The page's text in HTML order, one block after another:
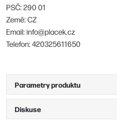
PSČ: 290 01
Země: CZ
Email: info@placek.cz
Telefon: 420325611650
Parametry produktu
Diskuse